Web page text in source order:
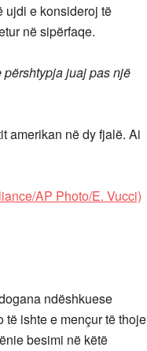
ujdi e konsideroj të
në sipërfaqe.
përshtypja juaj pas një
amerikan në dy fjalë. Ai
ndëshkuese
ishte e mençur të thoje
besimi në këtë